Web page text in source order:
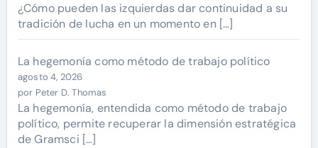
¿Cómo pueden las izquierdas dar continuidad a su
tradición de lucha en un momento en […]
La hegemonía como método de trabajo político
agosto 4, 2026
por Peter D. Thomas
La hegemonía, entendida como método de trabajo
político, permite recuperar la dimensión estratégica
de Gramsci […]